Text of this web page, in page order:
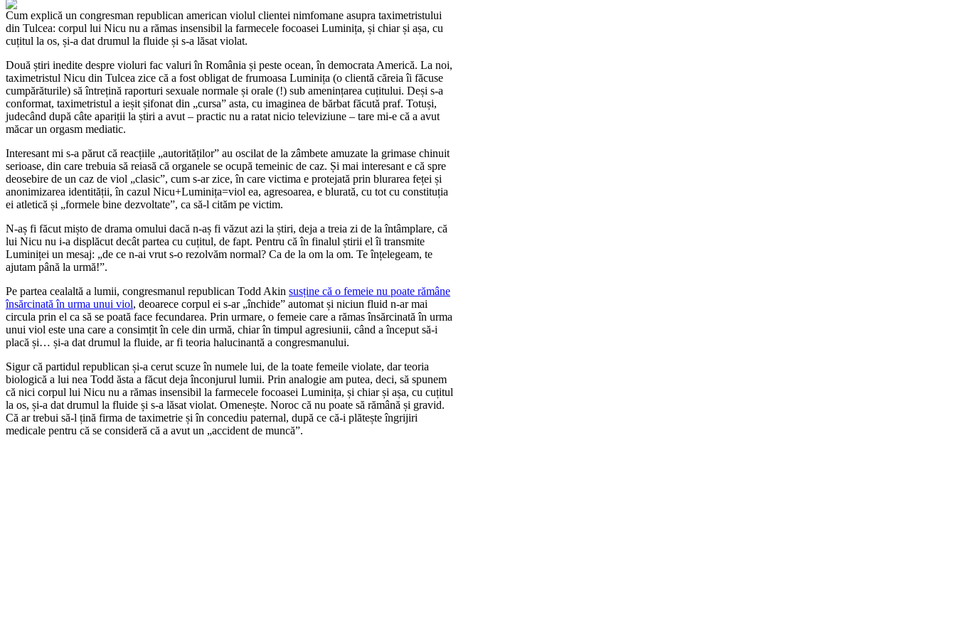
Cum explică un congresman republican american violul clientei nimfomane asupra taximetristului
din Tulcea: corpul lui Nicu nu a rămas insensibil la farmecele focoasei Luminița, și chiar și așa, cu
cuțitul la os, și-a dat drumul la fluide și s-a lăsat violat.
Două știri inedite despre violuri fac valuri în România și peste ocean, în democrata Americă. La noi,
taximetristul Nicu din Tulcea zice că a fost obligat de frumoasa Luminița (o clientă căreia îi făcuse
cumpărăturile) să întrețină raporturi sexuale normale și orale (!) sub amenințarea cuțitului. Deși s-a
conformat, taximetristul a ieșit șifonat din „cursa” asta, cu imaginea de bărbat făcută praf. Totuși,
judecând după câte apariții la știri a avut – practic nu a ratat nicio televiziune – tare mi-e că a avut
măcar un orgasm mediatic.
Interesant mi s-a părut că reacțiile „autorităților” au oscilat de la zâmbete amuzate la grimase chinuit
serioase, din care trebuia să reiasă că organele se ocupă temeinic de caz. Și mai interesant e că spre
deosebire de un caz de viol „clasic”, cum s-ar zice, în care victima e protejată prin blurarea feței și
anonimizarea identității, în cazul Nicu+Luminița=viol ea, agresoarea, e blurată, cu tot cu constituția
ei atletică și „formele bine dezvoltate”, ca să-l cităm pe victim.
N-aș fi făcut mișto de drama omului dacă n-aș fi văzut azi la știri, deja a treia zi de la întâmplare, că
lui Nicu nu i-a displăcut decât partea cu cuțitul, de fapt. Pentru că în finalul știrii el îi transmite
Luminiței un mesaj: „de ce n-ai vrut s-o rezolvăm normal? Ca de la om la om. Te înțelegeam, te
ajutam până la urmă!”.
Pe partea cealaltă a lumii, congresmanul republican Todd Akin susține că o femeie nu poate rămâne
însărcinată în urma unui viol, deoarece corpul ei s-ar „închide” automat și niciun fluid n-ar mai
circula prin el ca să se poată face fecundarea. Prin urmare, o femeie care a rămas însărcinată în urma
unui viol este una care a consimțit în cele din urmă, chiar în timpul agresiunii, când a început să-i
placă și… și-a dat drumul la fluide, ar fi teoria halucinantă a congresmanului.
Sigur că partidul republican și-a cerut scuze în numele lui, de la toate femeile violate, dar teoria
biologică a lui nea Todd ăsta a făcut deja înconjurul lumii. Prin analogie am putea, deci, să spunem
că nici corpul lui Nicu nu a rămas insensibil la farmecele focoasei Luminița, și chiar și așa, cu cuțitul
la os, și-a dat drumul la fluide și s-a lăsat violat. Omenește. Noroc că nu poate să rămână și gravid.
Că ar trebui să-l țină firma de taximetrie și în concediu paternal, după ce că-i plătește îngrijiri
medicale pentru că se consideră că a avut un „accident de muncă”.